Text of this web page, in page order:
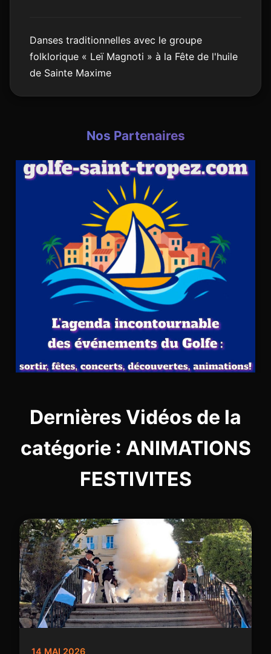
Danses traditionnelles avec le groupe
folklorique « Leï Magnoti » à la Fête de l'huile
de Sainte Maxime
Nos Partenaires
Dernières Vidéos de la
catégorie : ANIMATIONS
FESTIVITES
14 MAI 2026